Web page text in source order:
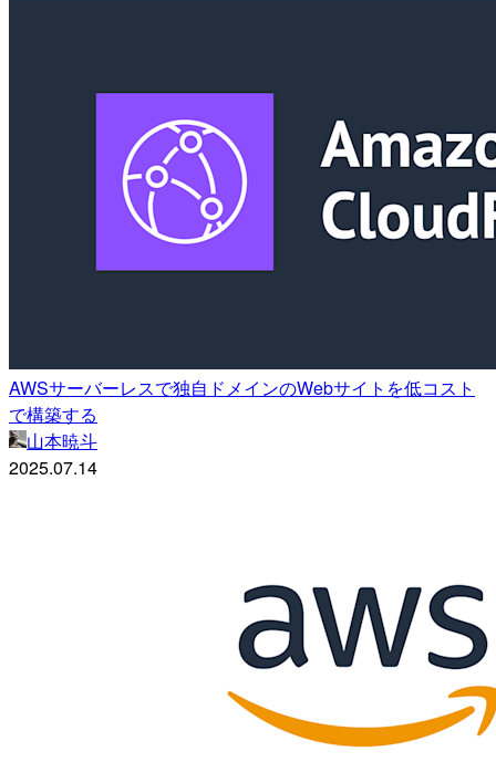
AWSサーバーレスで独自ドメインのWebサイトを低コスト
で構築する
山本暁斗
2025.07.14